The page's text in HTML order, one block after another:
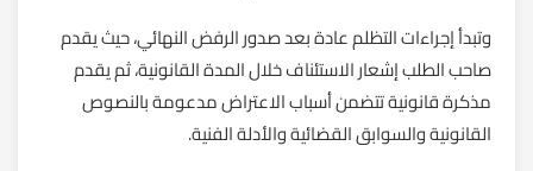
وتبدأ إجراءات التظلم عادة بعد صدور الرفض النهائي، حيث يقدم
صاحب الطلب إشعار الاستئناف خلال المدة القانونية، ثم يقدم
مذكرة قانونية تتضمن أسباب الاعتراض مدعومة بالنصوص
القانونية والسوابق القضائية والأدلة الفنية.